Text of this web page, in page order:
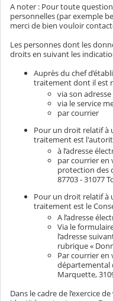
A noter : Pour toute
personnelles (par exemple
merci de bien vouloir
Les personnes dont les
droits en suivant les
Auprès du chef
traitement dont il est
via son
via le service
par courrier
Pour un droit relatif à
traitement est
à l’adresse
par courrier en
protection des
87703 - 31077
Pour un droit relatif à
traitement est le
A l’adresse
Via le
l’adresse
rubrique «
Par courrier en
départemental
Marquette,
Dans le cadre de l’exercice